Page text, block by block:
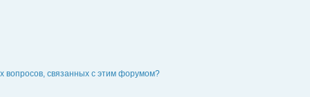
вопросов, связанных с этим форумом?